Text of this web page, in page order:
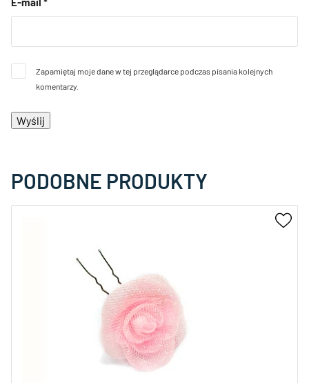
Zapamiętaj moje dane w tej przeglądarce podczas pisania kolejnych
komentarzy.
PODOBNE PRODUKTY